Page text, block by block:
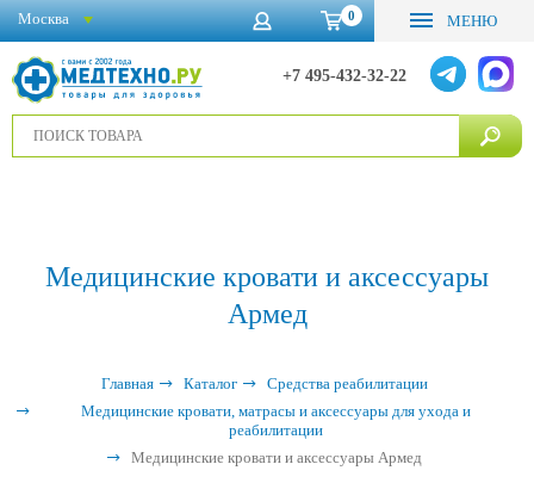
0 МЕНЮ
+7 495-432-32-22
Москва
Медицинские кровати и аксессуары
Армед
Главная Каталог
Средства реабилитации
Медицинские кровати, матрасы и аксессуары для ухода и
реабилитации
Медицинские кровати и аксессуары Армед